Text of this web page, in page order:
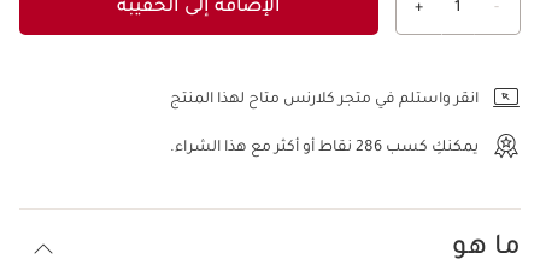
-
1
+ الإضافة إلى الحقيبة
انقر واستلم في متجر كلارنس متاح لهذا المنتج
يمكنكِ كسب 286 نقاط أو أكثر مع هذا الشراء.
ما هو